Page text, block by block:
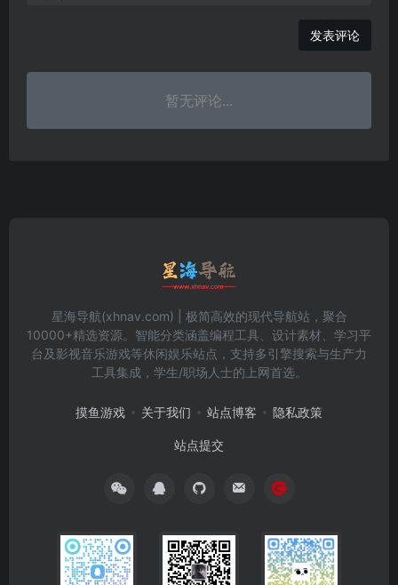
发表评论
暂无评论...
星海导航(xhnav.com) | 极简高效的现代导航站，聚合
10000+精选资源。智能分类涵盖编程工具、设计素材、学习平
台及影视音乐游戏等休闲娱乐站点，支持多引擎搜索与生产力
工具集成，学生/职场人士的上网首选。
摸鱼游戏 关于我们 站点博客 隐私政策
站点提交